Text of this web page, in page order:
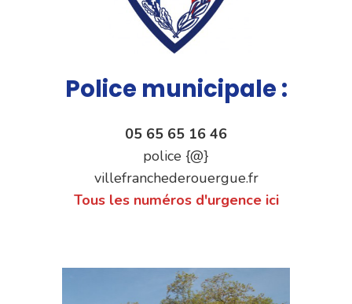
Police municipale :
05 65 65 16 46
police {@}
villefranchederouergue.fr
Tous les numéros d'urgence ici